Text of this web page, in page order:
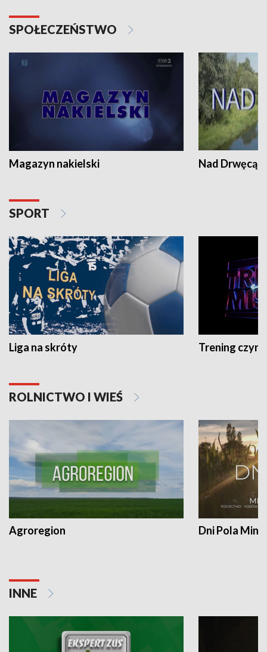
SPOŁECZEŃSTWO
Magazyn nakielski Nad Drwęcą
SPORT
Liga na skróty Trening czyni
ROLNICTWO I WIEŚ
Agroregion Dni Pola
INNE